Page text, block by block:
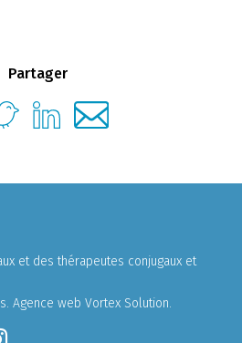
Partager
et des thérapeutes conjugaux et
Agence web Vortex Solution.